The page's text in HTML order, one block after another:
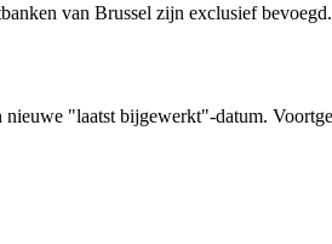
van Brussel zijn exclusief bevoegd.
"laatst bijgewerkt"-datum.